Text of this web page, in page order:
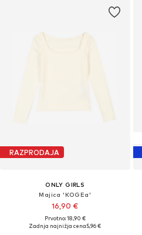
RAZPRODAJA
ONLY GIRLS
Majica 'KOGEa'
16,90 €
Prvotno: 18,90 €
Zadnja najnižja cena5,96 €